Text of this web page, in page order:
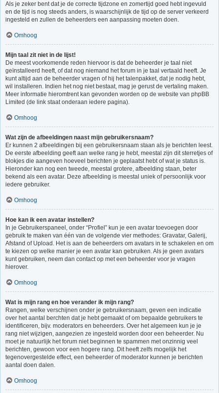
Als je zeker bent dat je de correcte tijdzone en zomertijd goed hebt ingevuld
en de tijd is nog steeds anders, is waarschijnlijk de tijd op de server verkeerd
ingesteld en zullen de beheerders een aanpassing moeten doen.
Omhoog
Mijn taal zit niet in de lijst!
De meest voorkomende reden hiervoor is dat de beheerder je taal niet
geïnstalleerd heeft, of dat nog niemand het forum in je taal vertaald heeft. Je
kunt altijd aan de beheerder vragen of hij het talenpakket, dat je nodig hebt,
wil installeren. Indien het nog niet bestaat, mag je gerust de vertaling maken.
Meer informatie hieromtrent kan gevonden worden op de website van phpBB
Limited (de link staat onderaan iedere pagina).
Omhoog
Wat zijn de afbeeldingen naast mijn gebruikersnaam?
Er kunnen 2 afbeeldingen bij een gebruikersnaam staan als je berichten leest.
De eerste afbeelding geeft aan welke rang je hebt, meestal zijn dit sterretjes of
blokjes die aangeven hoeveel berichten je geplaatst hebt of wat je status is.
Hieronder kan nog een tweede, meestal grotere, afbeelding staan, beter
bekend als een avatar. Deze afbeelding is meestal uniek of persoonlijk voor
iedere gebruiker.
Omhoog
Hoe kan ik een avatar instellen?
In je Gebruikerspaneel, onder “Profiel” kun je een avatar toevoegen door
gebruik te maken van één van de volgende vier methodes: Gravatar, Galerij,
Afstand of Upload. Het is aan de beheerders om avatars in te schakelen en om
te kiezen op welke manier je een avatar kan gebruiken. Als je geen avatars
kunt gebruiken, neem dan contact op met een beheerder voor je vragen
hierover.
Omhoog
Wat is mijn rang en hoe verander ik mijn rang?
Rangen, welke verschijnen onder je gebruikersnaam, geven een indicatie
over het aantal berchten dat je hebt gemaakt of om bepaalde gebruikers te
identificeren, bijv. moderators en beheerders. Over het algemeen kun je je
rang niet wijzigen, aangezien ze ingesteld worden door een beheerder. Nu
moet je natuurlijk het forum niet beginnen te spammen met onzinnig veel
berichten, gewoon voor een hogere rang. Dit heeft zelfs mogelijk het
tegenovergestelde effect, een beheerder of moderator kunnen je berichten
aantal doen dalen.
Omhoog